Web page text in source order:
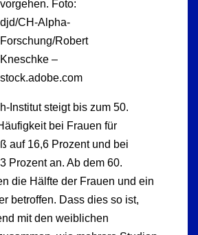
vorgehen. Foto:
djd/CH-Alpha-
Forschung/Robert
Kneschke –
stock.adobe.com
Institut steigt bis zum 50.
bei Frauen für
auf 16,6 Prozent und bei
Prozent an. Ab dem 60.
die Hälfte der Frauen und ein
betroffen. Dass dies so ist,
mit den weiblichen